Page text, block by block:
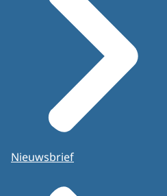
Nieuwsbrief